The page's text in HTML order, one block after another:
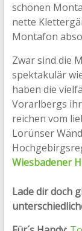
schönen
nette
Montafon
Zwar sind die
spektakulär
haben die
Vorarlbergs
reichen vom
Lorünser
Wiesbadener
Lade dir doch